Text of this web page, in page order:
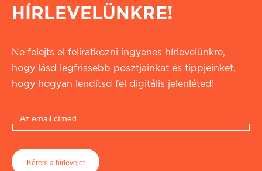
HÍRLEVELÜNKRE!
Ne felejts el feliratkozni ingyenes hírlevelünkre,
hogy lásd legfrissebb posztjainkat és tippjeinket,
hogy hogyan lendítsd fel digitális jelenléted!